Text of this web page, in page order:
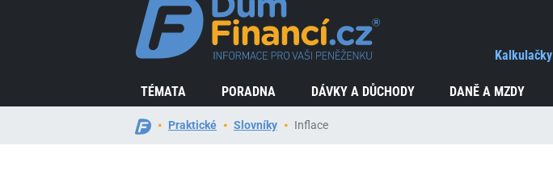
TÉMATA PORADNA DÁVKY A DŮCHODY DANĚ A MZDY
Kalkulačky
Praktické Slovníky Inflace